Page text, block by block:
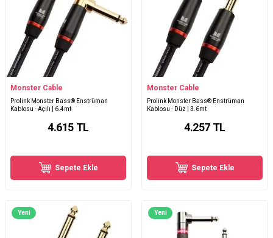
Monster Cable
Prolink Monster Bass® Enstrüman
Kablosu - Açılı | 6.4mt
4.615 TL
Sepete Ekle
Monster Cable
Prolink Monster Bass® Enstrüman
Kablosu - Düz | 3.6mt
4.257 TL
Sepete Ekle
Yeni Yeni